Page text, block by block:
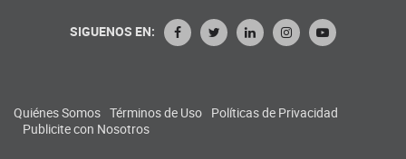
SIGUENOS EN:
Quiénes Somos Términos de Uso Políticas de Privacidad
Publicite con Nosotros